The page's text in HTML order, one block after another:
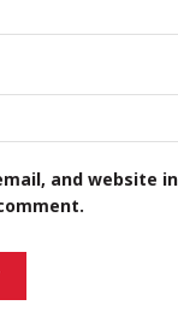
and website